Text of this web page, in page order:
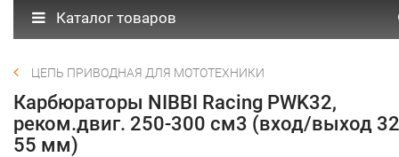
Каталог товаров
ЦЕПЬ ПРИВОДНАЯ ДЛЯ МОТОТЕХНИКИ
Карбюраторы NIBBI Racing PWK32,
реком.двиг. 250-300 см3 (вход/выход
55 мм)